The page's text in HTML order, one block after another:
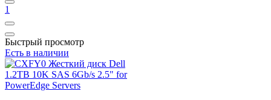
1
Быстрый просмотр
Есть в наличии